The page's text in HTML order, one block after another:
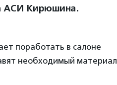
АСИ Кирюшина.
поработать в салоне
необходимый материал